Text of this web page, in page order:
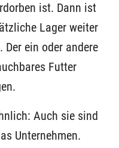
ist. Dann ist
Lager weiter
ein oder andere
Futter
Auch sie sind
Unternehmen.